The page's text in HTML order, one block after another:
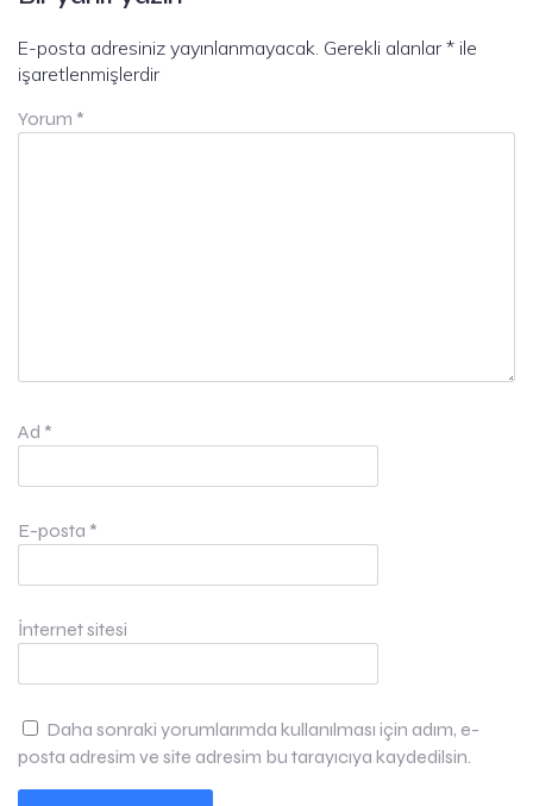
E-posta adresiniz yayınlanmayacak. Gerekli alanlar* ile
işaretlenmişlerdir
Yorum *
Ad *
E-posta *
İnternet sitesi
Daha sonraki yorumlarımda kullanılması için adım, e-
posta adresim ve site adresim bu tarayıcıya kaydedilsin.